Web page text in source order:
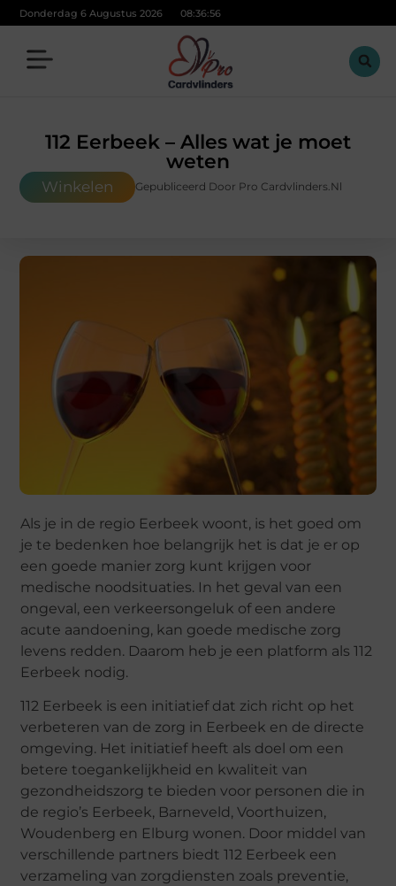
Donderdag 6 Augustus 2026 08:36:58
112 Eerbeek – Alles wat je moet
weten
Winkelen Gepubliceerd Door Pro Cardvlinders.nl
Als je in de regio Eerbeek woont, is het goed om
je te bedenken hoe belangrijk het is dat je er op
een goede manier zorg kunt krijgen voor
medische noodsituaties. In het geval van een
ongeval, een verkeersongeluk of een andere
acute aandoening, kan goede medische zorg
levens redden. Daarom heb je een platform als 112
Eerbeek nodig.
112 Eerbeek is een initiatief dat zich richt op het
verbeteren van de zorg in Eerbeek en de directe
omgeving. Het initiatief heeft als doel om een
betere toegankelijkheid en kwaliteit van
gezondheidszorg te bieden voor personen die in
de regio’s Eerbeek, Barneveld, Voorthuizen,
Woudenberg en Elburg wonen. Door middel van
verschillende partners biedt 112 Eerbeek een
verzameling van zorgdiensten zoals preventie,